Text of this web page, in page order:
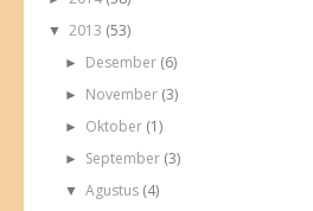
▼ 2013 (53)
► Desember (6)
► November (3)
► Oktober (1)
► September (3)
▼Agustus (4)